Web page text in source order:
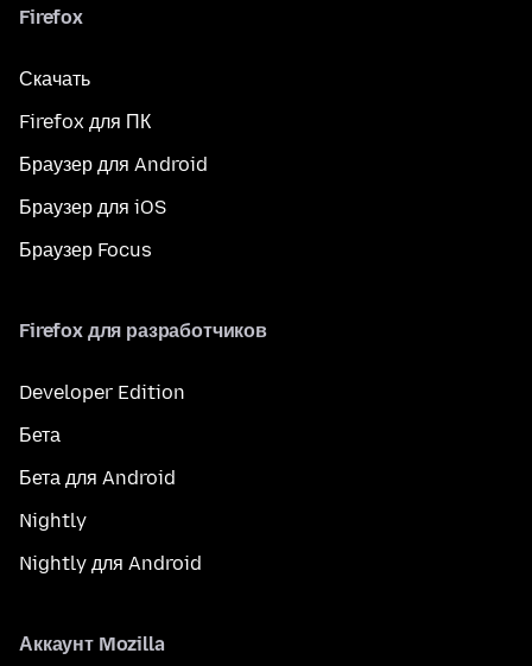
Firefox
Скачать
Firefox для ПК
Браузер для Android
Браузер для iOS
Браузер Focus
Firefox для разработчиков
Developer Edition
Бета
Бета для Android
Nightly
Nightly для Android
Аккаунт Mozilla